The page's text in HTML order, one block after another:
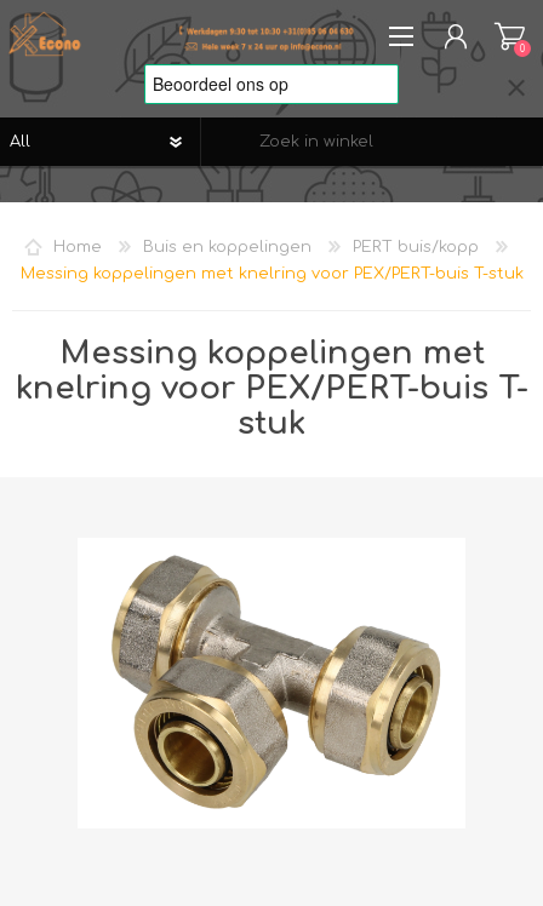
REGISTREREN
VERLANGLIJST
0
Home Buis en koppelingen
PERT buis/kopp
Messing koppelingen met knelring voor PEX/PERT-buis T-stuk
Messing koppelingen met
knelring voor PEX/PERT-buis T-
stuk